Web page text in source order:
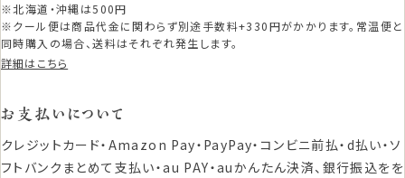
※北海道・沖縄は500円
※クール便は商品代金に関わらず別途手数料+330円がかかります。常温便と
同時購入の場合、送料はそれぞれ発生します。
詳細はこちら
お支払いについて
クレジットカード・Amazon Pay・PayPay・コンビニ前払・d払い・ソ
フトバンクまとめて支払い・au PAY・auかんたん決済、銀行振込をを